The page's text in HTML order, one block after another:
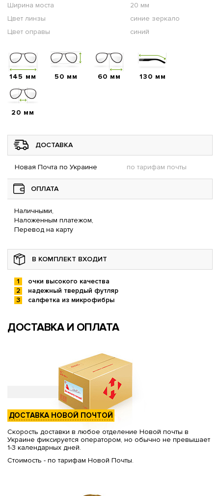
Ширина моста
20 мм
Цвет линзы
синие зеркало
Цвет оправы
синий
145 мм 50 мм 60 мм 130 мм
20 мм
ДОСТАВКА
Новая Почта по Украине по тарифам почты
ОПЛАТА
Наличными,
Наложенным платежом,
Перевод на карту
В КОМПЛЕКТ ВХОДИТ
очки высокого качества
надежный твердый футляр
салфетка из микрофибры
ДОСТАВКА И ОПЛАТА
ДОСТАВКА НОВОЙ ПОЧТОЙ
Скорость доставки в любое отделение Новой почты в
Украине фиксируется оператором, но обычно не превышает
1-3 календарных дней.
Стоимость - по тарифам Новой Почты.